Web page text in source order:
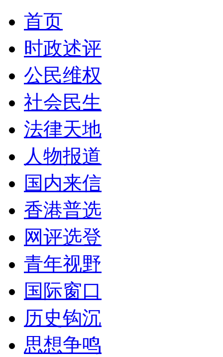
首页
时政述评
公民维权
社会民生
法律天地
人物报道
国内来信
香港普选
网评选登
青年视野
国际窗口
历史钩沉
思想争鸣